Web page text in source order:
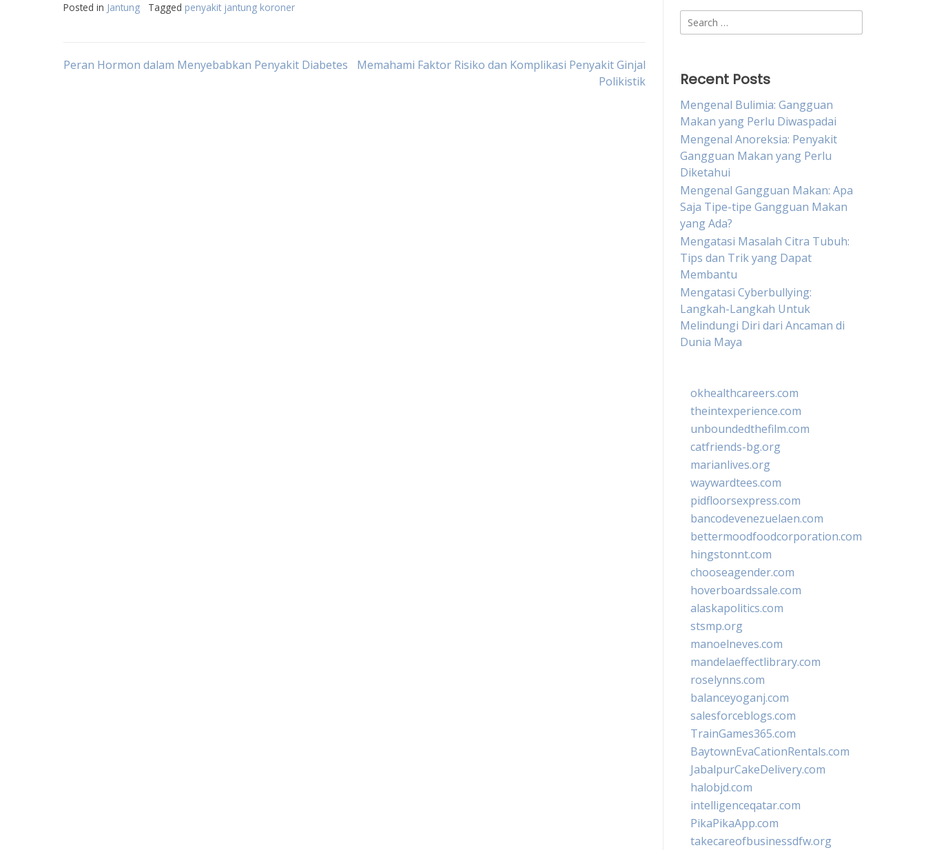
Posted in Jantung Tagged penyakit jantung koroner
Post
Peran Hormon dalam Menyebabkan Penyakit Diabetes
Memahami Faktor Risiko dan Komplikasi Penyakit Ginjal
Polikistik
Search
for:
Recent Posts
Mengenal Bulimia: Gangguan
Makan yang Perlu Diwaspadai
Mengenal Anoreksia: Penyakit
Gangguan Makan yang Perlu
Diketahui
Mengenal Gangguan Makan: Apa
Saja Tipe-tipe Gangguan Makan
yang Ada?
Mengatasi Masalah Citra Tubuh:
Tips dan Trik yang Dapat
Membantu
Mengatasi Cyberbullying:
Langkah-Langkah Untuk
Melindungi Diri dari Ancaman di
Dunia Maya
okhealthcareers.com
theintexperience.com
unboundedthefilm.com
catfriends-bg.org
marianlives.org
waywardtees.com
pidfloorsexpress.com
bancodevenezuelaen.com
bettermoodfoodcorporation.com
hingstonnt.com
chooseagender.com
hoverboardssale.com
alaskapolitics.com
stsmp.org
manoelneves.com
mandelaeffectlibrary.com
roselynns.com
balanceyoganj.com
salesforceblogs.com
TrainGames365.com
BaytownEvaCationRentals.com
JabalpurCakeDelivery.com
halobjd.com
intelligenceqatar.com
PikaPikaApp.com
takecareofbusinessdfw.org